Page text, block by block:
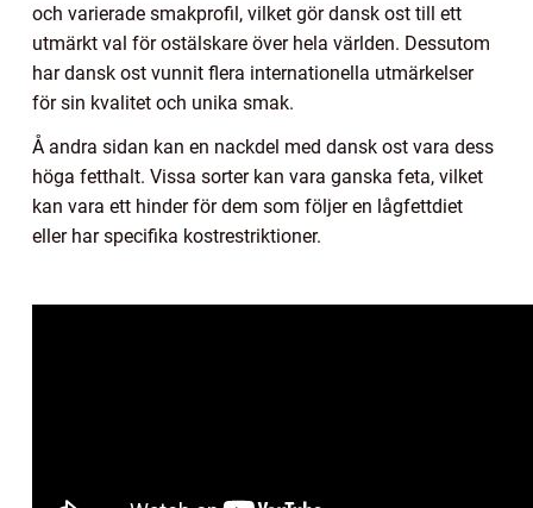
och varierade smakprofil, vilket gör dansk ost till ett
utmärkt val för ostälskare över hela världen. Dessutom
har dansk ost vunnit flera internationella utmärkelser
för sin kvalitet och unika smak.
Å andra sidan kan en nackdel med dansk ost vara dess
höga fetthalt. Vissa sorter kan vara ganska feta, vilket
kan vara ett hinder för dem som följer en lågfettdiet
eller har specifika kostrestriktioner.